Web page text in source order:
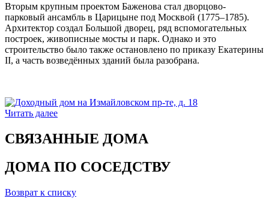
Вторым крупным проектом Баженова стал дворцово-
парковый ансамбль в Царицыне под Москвой (1775–1785).
Архитектор создал Большой дворец, ряд вспомогательных
построек, живописные мосты и парк. Однако и это
строительство было также остановлено по приказу Екатерины
II, а часть возведённых зданий была разобрана.
Читать далее
СВЯЗАННЫЕ ДОМА
ДОМА ПО СОСЕДСТВУ
Возврат к списку